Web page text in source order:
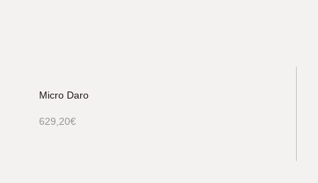
Micro Daro
629,20€